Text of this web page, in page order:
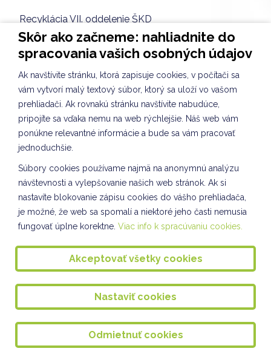
Recyklácia VII. oddelenie ŠKD
SEPAROVANIE VII. oddelenie ŠKD
ZIMNÁ MINIAKADÉMIA V ŠKD
Súťaž z chémie
Badminton dievčat
Sebarozvoj a svet práce VII. oddelenie ŠKD
VIANOČNÁ VYBÍJANÁ 13.12.2024
VIANOČNÝ BAZÁR 12.12.2024
Vianočný bazár II. oddelenie ŠKD
SEPAROVANIE - VII. oddelenie ŠKD
Výstupná prax študentiek v ŠKD
Vianočná pošta pre seniorov
Kultúrny program pre starkých v Seniorcentre
Skôr ako začneme: nahliadnite do
spracovania vašich osobných údajov
Ak navštívite stránku, ktorá zapisuje cookies, v počítači sa
vám vytvorí malý textový súbor, ktorý sa uloží vo vašom
prehliadači. Ak rovnakú stránku navštívite nabudúce,
pripojíte sa vďaka nemu na web rýchlejšie. Náš web vám
ponúkne relevantné informácie a bude sa vám pracovať
jednoduchšie.
Súbory cookies používame najmä na anonymnú analýzu
návštevnosti a vylepšovanie našich web stránok. Ak si
nastavíte blokovanie zápisu cookies do vášho prehliadača,
je možné, že web sa spomalí a niektoré jeho časti nemusia
fungovať úplne korektne. Viac info k spracúvaniu cookies.
Akceptovať všetky cookies
Nastaviť cookies
Odmietnuť cookies